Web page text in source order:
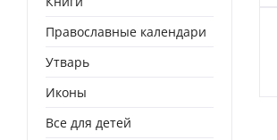
Православные календари
Утварь
Иконы
Все для детей